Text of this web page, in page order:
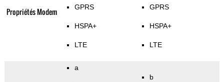
Propriétés Modem GPRS
HSPA+
LTE
GPRS
HSPA+
LTE
a
b